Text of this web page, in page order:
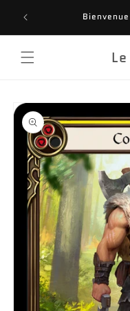
passer
Passer aux
informations
produits